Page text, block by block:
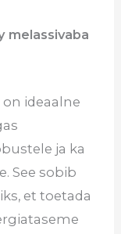
melassivaba
ideaalne
ja ka
See sobib
et toetada